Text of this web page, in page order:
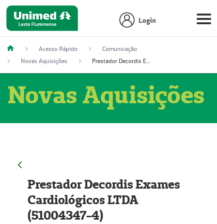
Login
Acesso Rápido
Comunicação
Novas Aquisições
Prestador Decordis Exames Cardiológicos LTDA (51004347-4)
Novas Aquisições
Prestador Decordis Exames
Cardiológicos LTDA
(51004347-4)